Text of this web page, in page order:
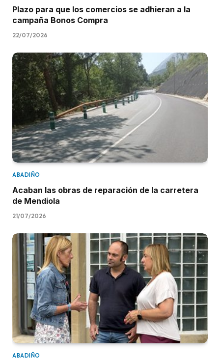
Plazo para que los comercios se adhieran a la
campaña Bonos Compra
22/07/2026
ABADIÑO
Acaban las obras de reparación de la carretera
de Mendiola
21/07/2026
ABADIÑO